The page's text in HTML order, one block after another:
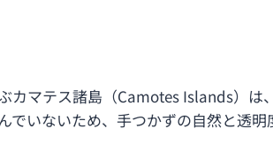
カマテス諸島（Camotes Islands）は
でいないため、手つかずの自然と透明